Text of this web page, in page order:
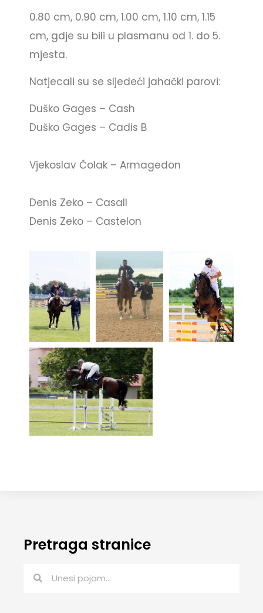
0.80 cm, 0.90 cm, 1.00 cm, 1.10 cm, 1.15
cm, gdje su bili u plasmanu od 1. do 5.
mjesta.
Natjecali su se sljedeći jahački parovi:
Duško Gages – Cash
Duško Gages – Cadis B
Vjekoslav Čolak – Armagedon
Denis Zeko – Casall
Denis Zeko – Castelon
Pretraga stranice